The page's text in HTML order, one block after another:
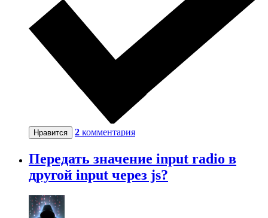
Нравится 2 комментария
Передать значение input radio в
другой input через js?